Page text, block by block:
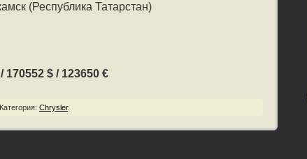
(Республика Татарстан)
$ / 123650 €
Категория: Chrysler.